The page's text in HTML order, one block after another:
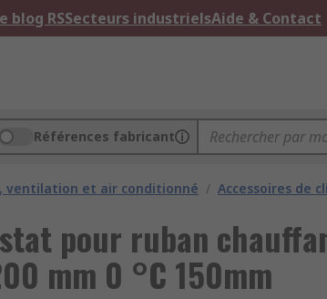
blog RSSecteurs industrielsAide & Contact
Références fabricant
ventilation et air conditionné / Accessoires de
pour ruban
mm 0 °C 150mm